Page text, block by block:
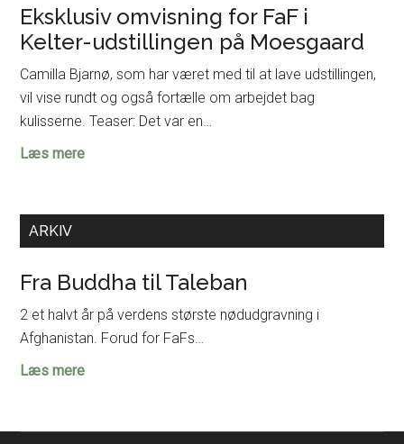
Eksklusiv omvisning for FaF i
Kelter-udstillingen på Moesgaard
Camilla Bjarnø, som har været med til at lave udstillingen,
vil vise rundt og også fortælle om arbejdet bag
kulisserne. Teaser: Det var en…
Læs mereEksklusiv
i
Kelter-
udstillingen
på
Moesgaard
ARKIV
Fra Buddha til Taleban
2 et halvt år på verdens største nødudgravning i
Afghanistan. Forud for FaFs…
Læs mereFra